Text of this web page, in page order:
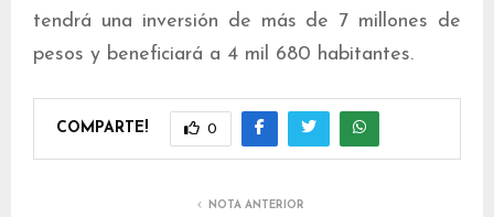
tendrá una inversión de más de 7 millones de
pesos y beneficiará a 4 mil 680 habitantes.
COMPARTE! 0
NOTA ANTERIOR